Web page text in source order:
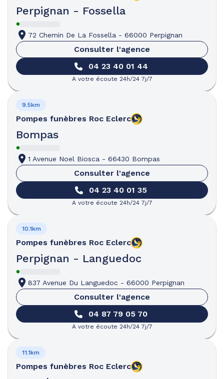
Perpignan - Fossella
72 Chemin De La Fossella - 66000 Perpignan
Consulter l'agence
04 23 40 01 44
A votre écoute 24h/24 7j/7
Pompes funèbres Roc Eclerc
Bompas
9.5km
1 Avenue Noel Biosca - 66430 Bompas
Consulter l'agence
04 23 40 01 35
A votre écoute 24h/24 7j/7
Pompes funèbres Roc Eclerc
Perpignan - Languedoc
10.1km
837 Avenue Du Languedoc - 66000 Perpignan
Consulter l'agence
04 87 79 05 70
A votre écoute 24h/24 7j/7
Pompes funèbres Roc Eclerc
11.1km